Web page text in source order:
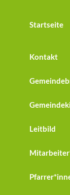
Startseite
Kontakt
Leitbild